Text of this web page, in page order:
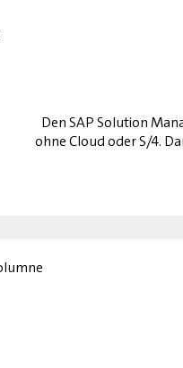
Den SAP Solution
ohne Cloud oder S/4.